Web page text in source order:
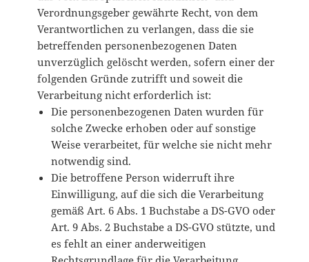
Verordnungsgeber gewährte Recht, von dem
Verantwortlichen zu verlangen, dass die sie
betreffenden personenbezogenen Daten
unverzüglich gelöscht werden, sofern einer der
folgenden Gründe zutrifft und soweit die
Verarbeitung nicht erforderlich ist:
Die personenbezogenen Daten wurden für
solche Zwecke erhoben oder auf sonstige
Weise verarbeitet, für welche sie nicht mehr
notwendig sind.
Die betroffene Person widerruft ihre
Einwilligung, auf die sich die Verarbeitung
gemäß Art. 6 Abs. 1 Buchstabe a DS-GVO oder
Art. 9 Abs. 2 Buchstabe a DS-GVO stützte, und
es fehlt an einer anderweitigen